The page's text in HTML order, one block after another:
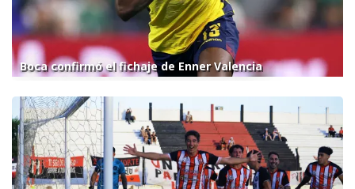
Boca confirmó el fichaje de Enner Valencia